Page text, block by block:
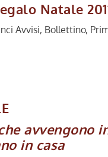
Natale
Avvisi, Bollettino,
avvengono
in casa